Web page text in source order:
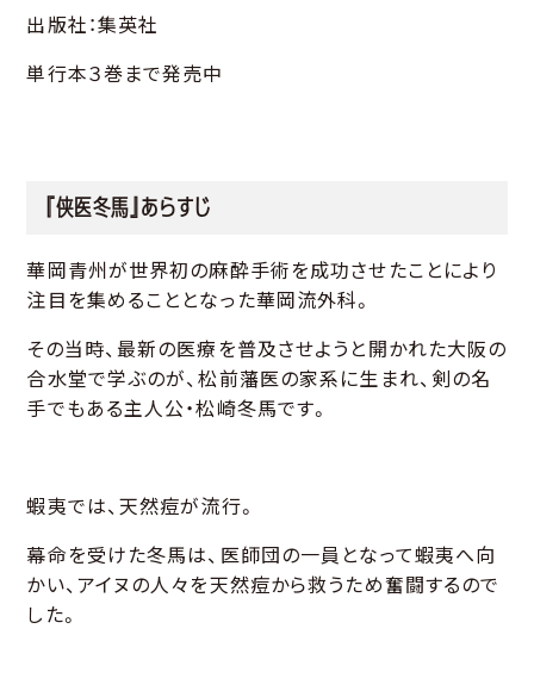
出版社：集英社
単行本３巻まで発売中
『侠医冬馬』あらすじ
華岡青州が世界初の麻酔手術を成功させたことにより
注目を集めることとなった華岡流外科。
その当時、最新の医療を普及させようと開かれた大阪の
合水堂で学ぶのが、松前藩医の家系に生まれ、剣の名
手でもある主人公・松崎冬馬です。
蝦夷では、天然痘が流行。
幕命を受けた冬馬は、医師団の一員となって蝦夷へ向
かい、アイヌの人々を天然痘から救うため奮闘するので
した。